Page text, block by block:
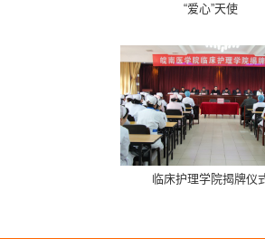
“爱心”天使
临床护理学院揭牌仪